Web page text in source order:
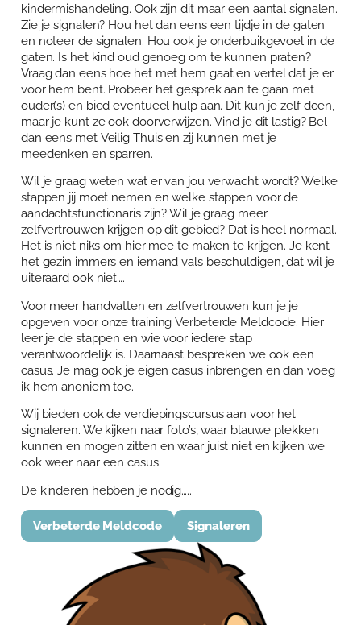
kindermishandeling. Ook zijn dit maar een aantal signalen.
Zie je signalen? Hou het dan eens een tijdje in de gaten
en noteer de signalen. Hou ook je onderbuikgevoel in de
gaten. Is het kind oud genoeg om te kunnen praten?
Vraag dan eens hoe het met hem gaat en vertel dat je er
voor hem bent. Probeer het gesprek aan te gaan met
ouder(s) en bied eventueel hulp aan. Dit kun je zelf doen,
maar je kunt ze ook doorverwijzen. Vind je dit lastig? Bel
dan eens met Veilig Thuis en zij kunnen met je
meedenken en sparren.
Wil je graag weten wat er van jou verwacht wordt? Welke
stappen jij moet nemen en welke stappen voor de
aandachtsfunctionaris zijn? Wil je graag meer
zelfvertrouwen krijgen op dit gebied? Dat is heel normaal.
Het is niet niks om hier mee te maken te krijgen. Je kent
het gezin immers en iemand vals beschuldigen, dat wil je
uiteraard ook niet….
Voor meer handvatten en zelfvertrouwen kun je je
opgeven voor onze training Verbeterde Meldcode. Hier
leer je de stappen en wie voor iedere stap
verantwoordelijk is. Daarnaast bespreken we ook een
casus. Je mag ook je eigen casus inbrengen en dan voeg
ik hem anoniem toe.
Wij bieden ook de verdiepingscursus aan voor het
signaleren. We kijken naar foto’s, waar blauwe plekken
kunnen en mogen zitten en waar juist niet en kijken we
ook weer naar een casus.
De kinderen hebben je nodig…..
Verbeterde Meldcode Signaleren